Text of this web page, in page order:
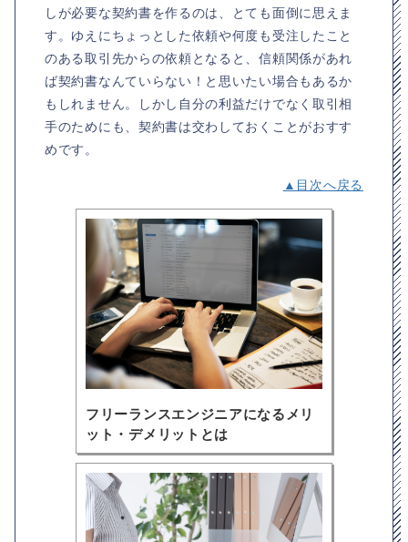
しが必要な契約書を作るのは、とても面倒に思えま
す。ゆえにちょっとした依頼や何度も受注したこと
のある取引先からの依頼となると、信頼関係があれ
ば契約書なんていらない！と思いたい場合もあるか
もしれません。しかし自分の利益だけでなく取引相
手のためにも、契約書は交わしておくことがおすす
めです。
▲目次へ戻る
フリーランスエンジニアになるメリ
ット・デメリットとは